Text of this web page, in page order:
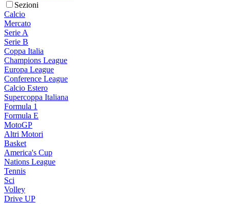
Sezioni
Calcio
Mercato
Serie A
Serie B
Coppa Italia
Champions League
Europa League
Conference League
Calcio Estero
Supercoppa Italiana
Formula 1
Formula E
MotoGP
Altri Motori
Basket
America's Cup
Nations League
Tennis
Sci
Volley
Drive UP